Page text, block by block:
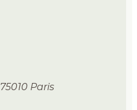
75010 Paris